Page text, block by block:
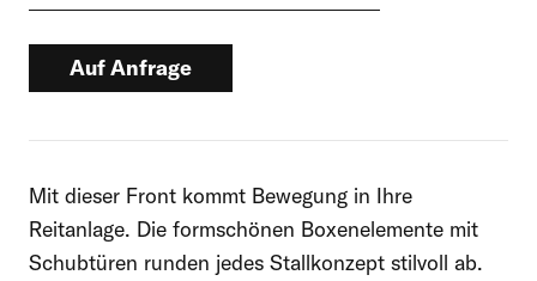
Auf Anfrage
Nehmen Sie bitte mit uns Kontakt auf,
um den Preis und die Lieferbedingungen
anzufragen.
Mit dieser Front kommt Bewegung in Ihre
Reitanlage. Die formschönen Boxenelemente mit
Schubtüren runden jedes Stallkonzept stilvoll ab.